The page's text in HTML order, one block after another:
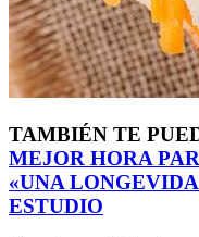
TAMBIÉN TE
MEJOR HORA
«UNA
ESTUDIO